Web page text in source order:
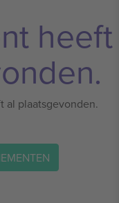
heeft
al plaatsgevonden.